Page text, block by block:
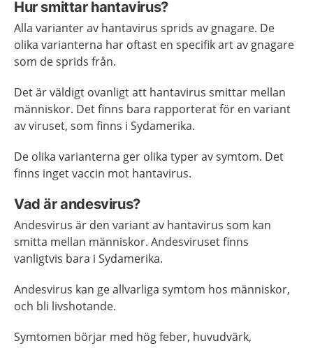
Hur smittar hantavirus?
Alla varianter av hantavirus sprids av gnagare. De
olika varianterna har oftast en specifik art av gnagare
som de sprids från.
Det är väldigt ovanligt att hantavirus smittar mellan
människor. Det finns bara rapporterat för en variant
av viruset, som finns i Sydamerika.
De olika varianterna ger olika typer av symtom. Det
finns inget vaccin mot hantavirus.
Vad är andesvirus?
Andesvirus är den variant av hantavirus som kan
smitta mellan människor. Andesviruset finns
vanligtvis bara i Sydamerika.
Andesvirus kan ge allvarliga symtom hos människor,
och bli livshotande.
Symtomen börjar med hög feber, huvudvärk,